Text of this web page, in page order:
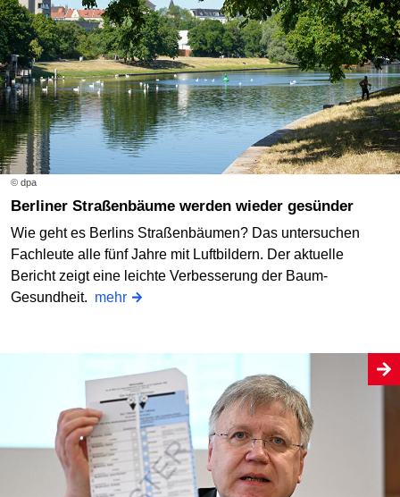
© dpa
Berliner Straßenbäume werden wieder gesünder
Wie geht es Berlins Straßenbäumen? Das untersuchen
Fachleute alle fünf Jahre mit Luftbildern. Der aktuelle
Bericht zeigt eine leichte Verbesserung der Baum-
Gesundheit. mehr